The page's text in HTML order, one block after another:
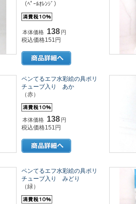
（ﾍﾟｰﾙｵﾚﾝｼﾞ）
本体価格 138 円
税込価格151円
ペンてるエフ水彩絵の具ポリ
チューブ入り あか
（赤）
本体価格 138 円
税込価格151円
ペンてるエフ水彩絵の具ポリ
チューブ入り みどり
（緑）